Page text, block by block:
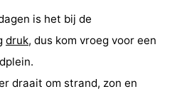
is het bij de
druk, dus kom vroeg voor een
draait om strand, zon en